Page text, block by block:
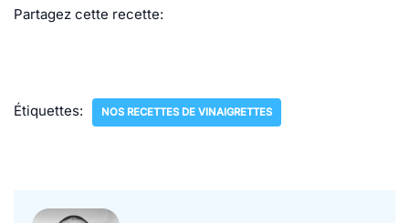
Partagez cette recette:
Étiquettes: NOS RECETTES DE VINAIGRETTES